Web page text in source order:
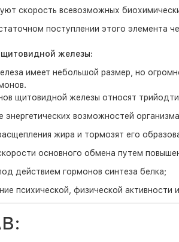
скорость всевозможных
поступлении этого элемента
железы:
имеет небольшой размер, но
щитовидной железы относят
энергетических возможностей
жира и тормозят его
основного обмена путем
действием гормонов синтеза белка;
психической, физической активности